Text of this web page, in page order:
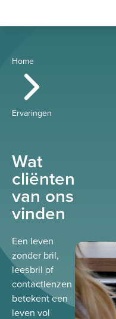
Home
Ervaringen
Wat
cliënten
van ons
vinden
Een leven
zonder bril,
leesbril of
contactlenzen
betekent een
leven vol